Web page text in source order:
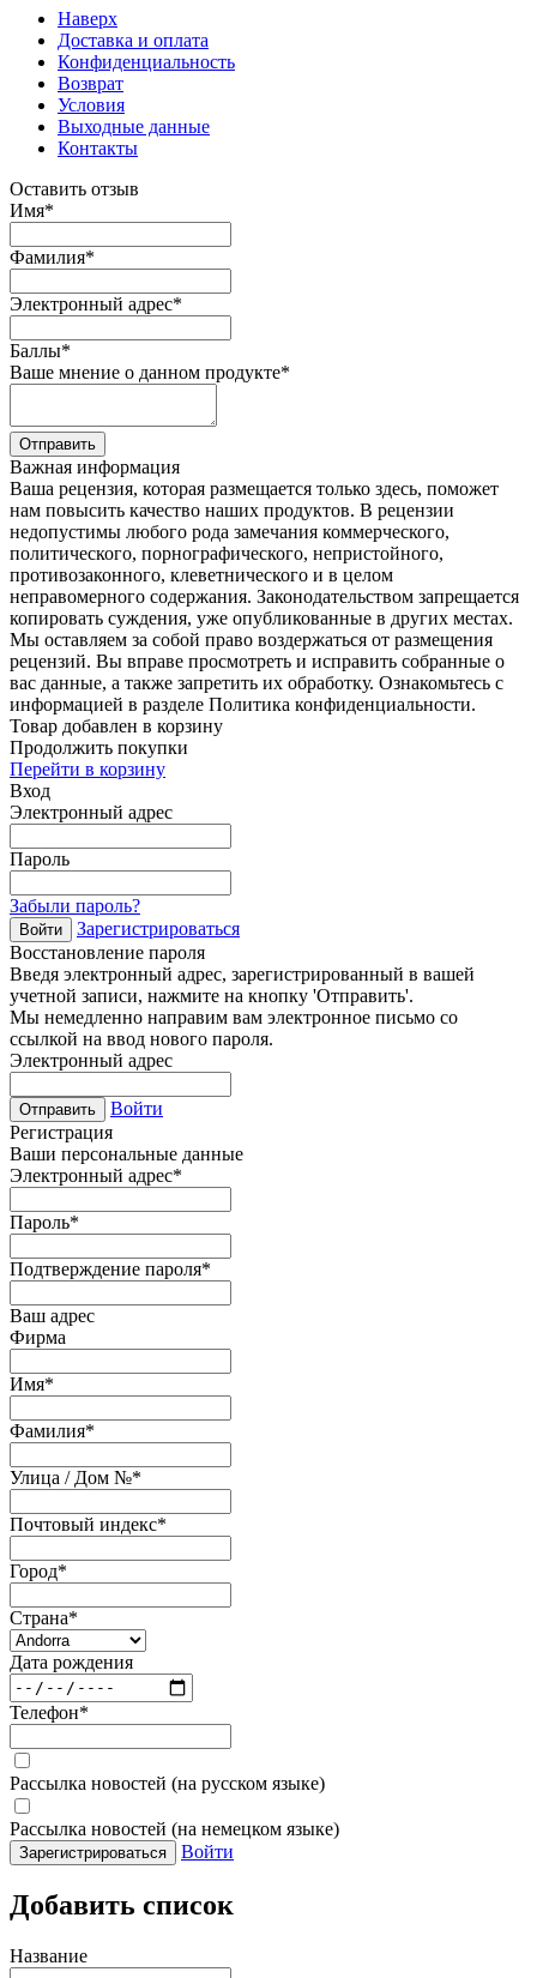
Наверх
Доставка и оплата
Конфиденциальность
Возврат
Условия
Выходные данные
Контакты
Оставить отзыв
Имя*
Фамилия*
Электронный адрес*
Баллы*
Ваше мнение о данном продукте*
Отправить
Важная информация
Ваша рецензия, которая размещается только здесь, поможет
нам повысить качество наших продуктов. В рецензии
недопустимы любого рода замечания коммерческого,
политического, порнографического, непристойного,
противозаконного, клеветнического и в целом
неправомерного содержания. Законодательством запрещается
копировать суждения, уже опубликованные в других местах.
Мы оставляем за собой право воздержаться от размещения
рецензий. Вы вправе просмотреть и исправить собранные о
вас данные, а также запретить их обработку. Ознакомьтесь с
информацией в разделе Политика конфиденциальности.
Товар добавлен в корзину
Продолжить покупки
Перейти в корзину
Вход
Электронный адрес
Пароль
Забыли пароль?
Войти
Зарегистрироваться
Восстановление пароля
Введя электронный адрес, зарегистрированный в вашей
учетной записи, нажмите на кнопку 'Отправить'.
Мы немедленно направим вам электронное письмо со
ссылкой на ввод нового пароля.
Электронный адрес
Отправить
Войти
Регистрация
Ваши персональные данные
Электронный адрес*
Пароль*
Подтверждение пароля*
Ваш адрес
Фирма
Имя*
Фамилия*
Улица / Дом №*
Почтовый индекс*
Город*
Страна*
Дата рождения
Телефон*
Рассылка новостей (на русском языке)
Рассылка новостей (на немецком языке)
Зарегистрироваться Войти
Добавить список
Название